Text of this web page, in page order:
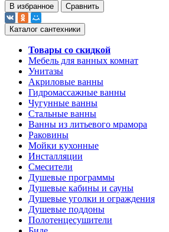
В избранное Сравнить
Каталог сантехники
Товары со скидкой
Мебель для ванных комнат
Унитазы
Акриловые ванны
Гидромассажные ванны
Чугунные ванны
Стальные ванны
Ванны из литьевого мрамора
Раковины
Мойки кухонные
Инсталляции
Смесители
Душевые программы
Душевые кабины и сауны
Душевые уголки и ограждения
Душевые поддоны
Полотенцесушители